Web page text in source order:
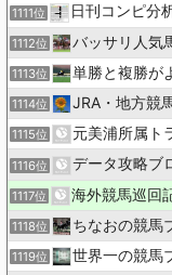
1111位 日刊コンピ分
1112位 バッサリ人気
1113位 単勝と複勝がよ
1114位 JRA・地方競
1115位 元美浦所属ト
1116位 データ攻略ブ
1117位 海外競馬巡回
1118位 ちなおの競馬
1119位 世界一の競馬